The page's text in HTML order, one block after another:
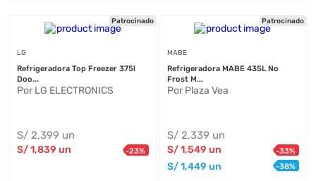
Patrocinado
LG
Refrigeradora Top Freezer 375l
Doo...
Por LG ELECTRONICS
S/2,399 un
S/1,839 un -23%
Patrocinado
MABE
Refrigeradora MABE 435L No
Frost M...
Por Plaza Vea
S/ 2,339 un
S/1,549 un -33%
S/1,449 un -38%